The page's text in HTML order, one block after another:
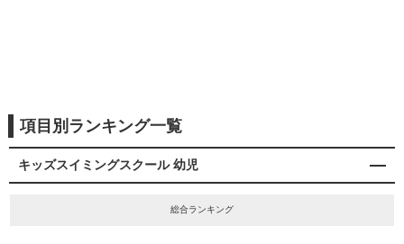
項目別ランキング一覧
キッズスイミングスクール 幼児
総合ランキング